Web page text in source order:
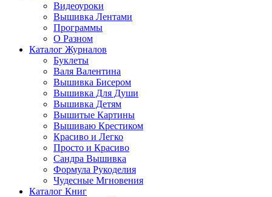
Видеоуроки
Вышивка Лентами
Программы
О Разном
Каталог Журналов
Буклеты
Валя Валентина
Вышивка Бисером
Вышивка Для Души
Вышивка Детям
Вышитые Картины
Вышиваю Крестиком
Красиво и Легко
Просто и Красиво
Сандра Вышивка
Формула Рукоделия
Чудесные Мгновения
Каталог Книг